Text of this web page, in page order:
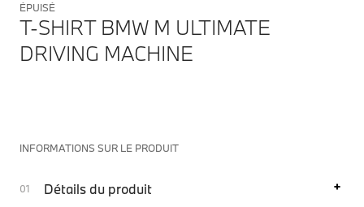
ÉPUISÉ
T-SHIRT BMW M ULTIMATE
DRIVING MACHINE
INFORMATIONS SUR LE PRODUIT
Détails du produit